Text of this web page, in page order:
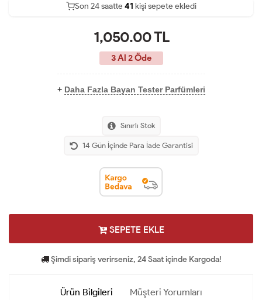
22
Son 24 saatte 43 kişi sepete ekledi
12
1,050.00TL
3 Al 2 Öde
+ Daha Fazla Bayan Tester Parfümleri
Sınırlı Stok
14 Gün İçinde Para İade Garantisi
SEPETE EKLE
Şimdi sipariş verirseniz, 24 Saat içinde Kargoda!
Ürün Bilgileri Müşteri Yorumları